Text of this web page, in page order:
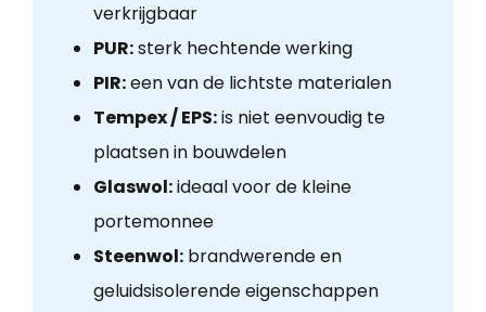
verkrijgbaar
PUR:sterk hechtende werking
PIR:een van de lichtste materialen
Tempex / EPS:is niet eenvoudig te
plaatsen in bouwdelen
Glaswol:ideaal voor de kleine
portemonnee
Steenwol:brandwerende en
geluidsisolerende eigenschappen